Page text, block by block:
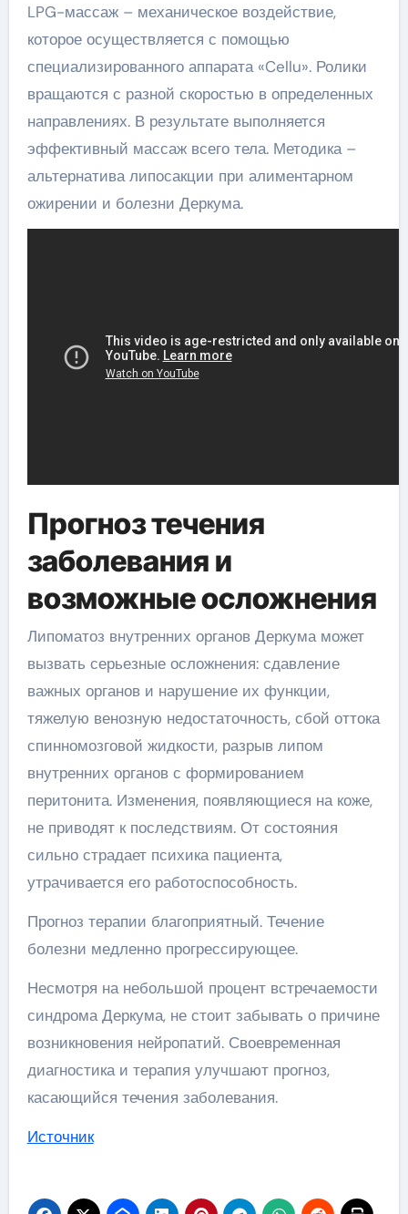
LPG-массаж – механическое воздействие,
которое осуществляется с помощью
специализированного аппарата «Cellu». Ролики
вращаются с разной скоростью в определенных
направлениях. В результате выполняется
эффективный массаж всего тела. Методика –
альтернатива липосакции при алиментарном
ожирении и болезни Деркума.
Прогноз течения
заболевания и
возможные осложнения
Липоматоз внутренних органов Деркума может
вызвать серьезные осложнения: сдавление
важных органов и нарушение их функции,
тяжелую венозную недостаточность, сбой оттока
спинномозговой жидкости, разрыв липом
внутренних органов с формированием
перитонита. Изменения, появляющиеся на коже,
не приводят к последствиям. От состояния
сильно страдает психика пациента,
утрачивается его работоспособность.
Прогноз терапии благоприятный. Течение
болезни медленно прогрессирующее.
Несмотря на небольшой процент встречаемости
синдрома Деркума, не стоит забывать о причине
возникновения нейропатий. Своевременная
диагностика и терапия улучшают прогноз,
касающийся течения заболевания.
Источник